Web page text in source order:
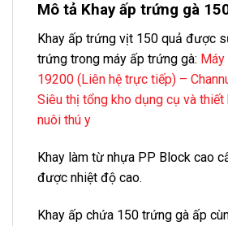
Mô tả Khay ấp trứng gà
Khay ấp trứng vịt 150 quả được
trứng trong máy ấp trứng gà:
19200 (Liên hệ trực tiếp) –
Siêu thị tổng kho dụng cụ và thiết
nuôi thú y
Khay làm từ nhựa PP Block cao
được nhiệt độ cao.
Khay ấp chứa 150 trứng gà ấp